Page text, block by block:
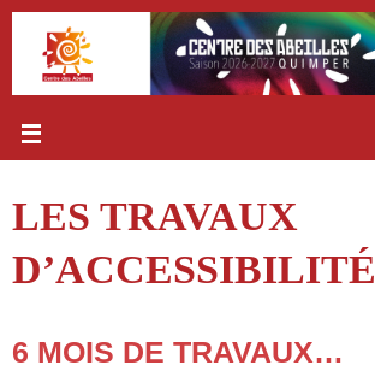
Passer
contenu
LES TRAVAUX
D’ACCESSIBILITÉ
6 MOIS DE TRAVAUX…